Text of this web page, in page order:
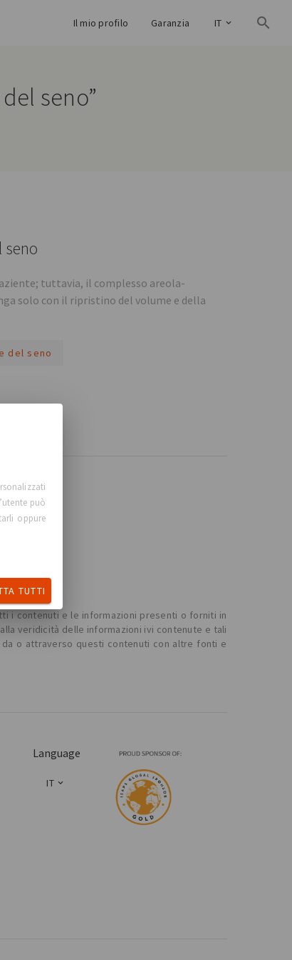
Il mio profilo Garanzia IT
seno”
tuttavia, il complesso areola-
solo con il ripristino del volume e della
del seno
i contenuti e le informazioni presenti o forniti in
veridicità delle informazioni ivi contenute e tali
o attraverso questi contenuti con altre fonti e
Language
IT
può
oppure
TUTTI